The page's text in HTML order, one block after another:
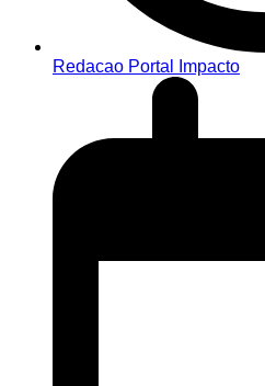
Redacao Portal Impacto